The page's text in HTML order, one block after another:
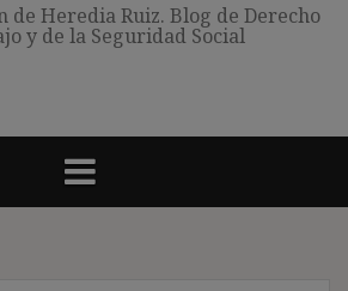
de Heredia Ruiz. Blog de Derecho
y de la Seguridad Social